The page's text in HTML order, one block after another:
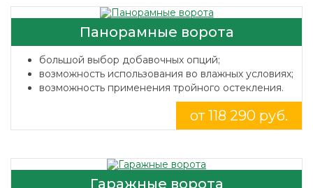
Панорамные ворота
большой выбор добавочных опций;
возможность использования во влажных условиях;
возможность применения тройного остекления.
от 118 290 руб.
Гаражные ворота